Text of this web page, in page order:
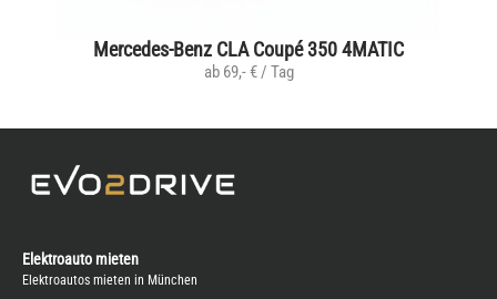
Mercedes-Benz CLA Coupé 350 4MATIC
ab 69,- € / Tag
Elektroauto mieten
Elektroautos mieten in München